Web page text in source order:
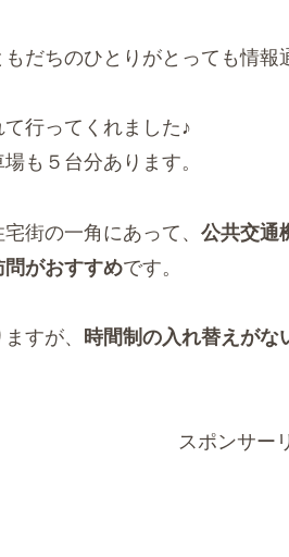
だちのひとりがとっても情
行ってくれました♪
も５台分あります。
街の一角にあって、 公共交通
問がおすすめです。
すが、
時間制の入れ替えがな
スポンサー